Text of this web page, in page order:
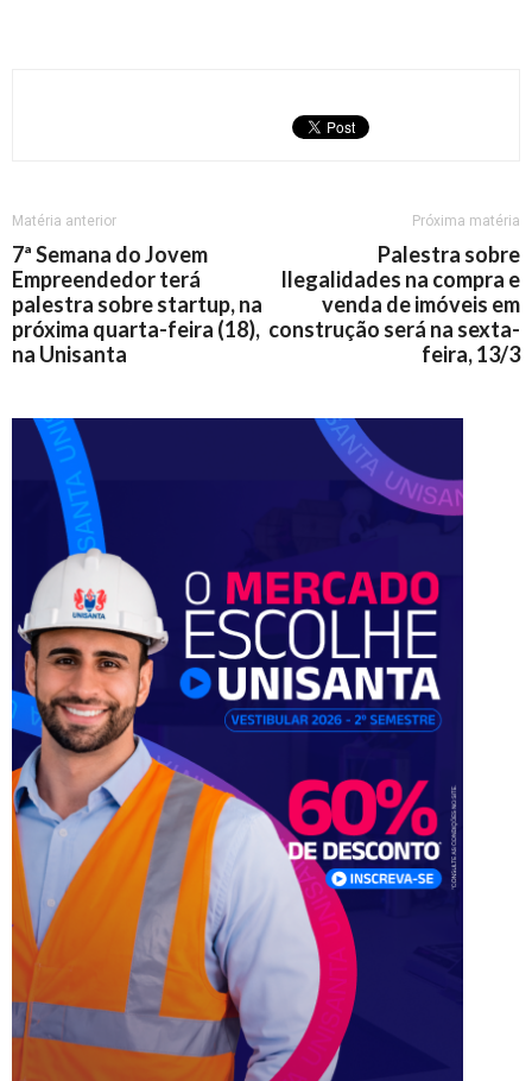
Matéria anterior
7ª Semana do Jovem
Empreendedor terá
palestra sobre startup, na
próxima quarta-feira (18),
na Unisanta
Próxima matéria
Palestra sobre
Ilegalidades na compra e
venda de imóveis em
construção será na sexta-
feira, 13/3